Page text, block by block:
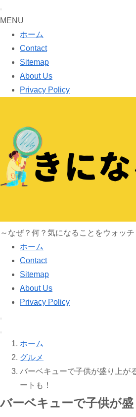
MENU
ホーム
Contact
Sitemap
About Us
Privacy Policy
～なぜ？何？気になることをウォッチ
ホーム
Contact
Sitemap
About Us
Privacy Policy
ホーム
グルメ
バーベキューで子供が盛り上が
ートも！
バーベキューで子供が